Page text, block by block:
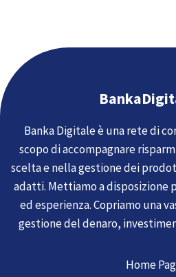
Banka Digitale è una rete di
scopo di accompagnare
scelta e nella gestione dei
adatti. Mettiamo a disposizione
ed esperienza. Copriamo una
gestione del denaro,
Home